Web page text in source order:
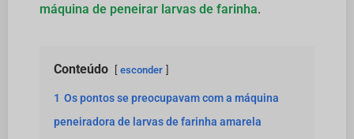
máquina de peneirar larvas de farinha.
Conteúdo esconder
1 Os pontos se preocupavam com a máquina
peneiradora de larvas de farinha amarela